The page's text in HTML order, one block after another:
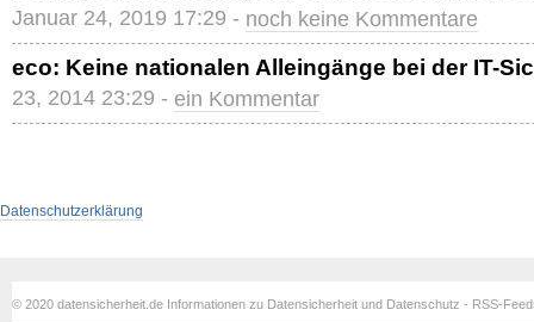
Januar 24, 2019 17:29 - noch keine Kommentare
eco: Keine nationalen Alleingänge bei der IT-
23, 2014 23:29 - ein Kommentar
Datenschutzerklärung
© 2020 datensicherheit.de Informationen zu Datensicherheit und Datenschutz - RSS-